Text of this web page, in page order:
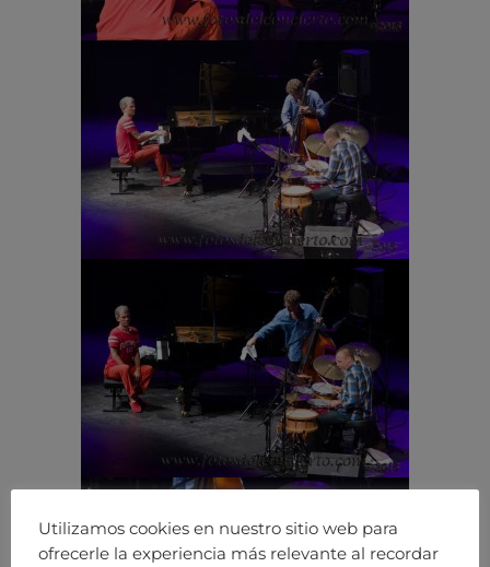
Utilizamos cookies en nuestro sitio web para
ofrecerle la experiencia más relevante al recordar